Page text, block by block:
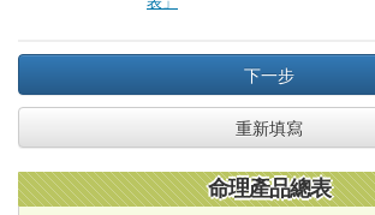
下一步
重新填寫
命理產品總表